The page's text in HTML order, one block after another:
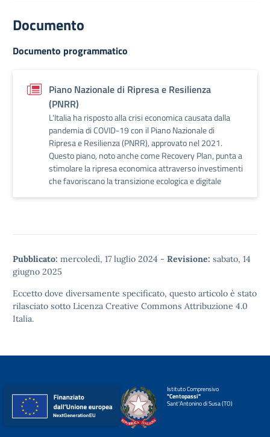
Documento
Documento programmatico
Piano Nazionale di Ripresa e Resilienza
(PNRR)
L'Italia ha risposto alla crisi economica causata dalla
pandemia di COVID-19 con il Piano Nazionale di
Ripresa e Resilienza (PNRR), approvato nel 2021.
Questo piano, noto anche come Recovery Plan, punta a
stimolare la ripresa economica attraverso investimenti
che favoriscano la transizione ecologica e digitale
Pubblicato: mercoledì, 17 luglio 2024 - Revisione: sabato, 14
giugno 2025
Eccetto dove diversamente specificato, questo articolo è stato
rilasciato sotto Licenza Creative Commons Attribuzione 4.0
Italia.
Istituto Comprensivo
"Centopassi"
Sant'Antonino di Susa (TO)